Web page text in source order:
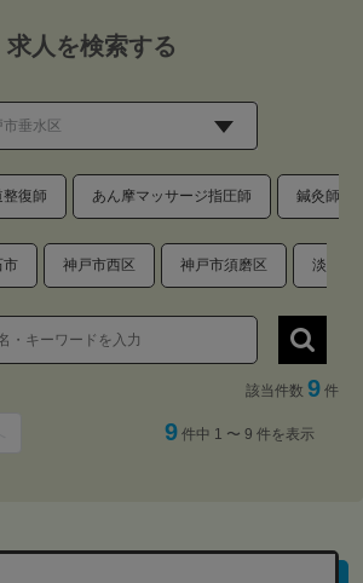
求人を検索する
整復師 あん摩マッサージ指圧師 鍼灸師
市 神戸市西区 神戸市須磨区 淡路市
該当件数 9 件
9 件中 1 〜 9 件を表示